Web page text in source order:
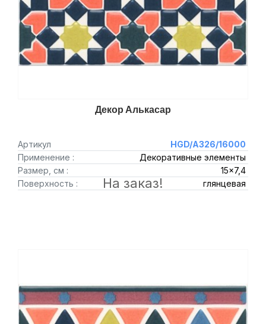
Декор Алькасар
Артикул
HGD/A326/16000
Применение :
Декоративные элементы
Размер, см :
15x7,4
Поверхность :
глянцевая
На заказ!